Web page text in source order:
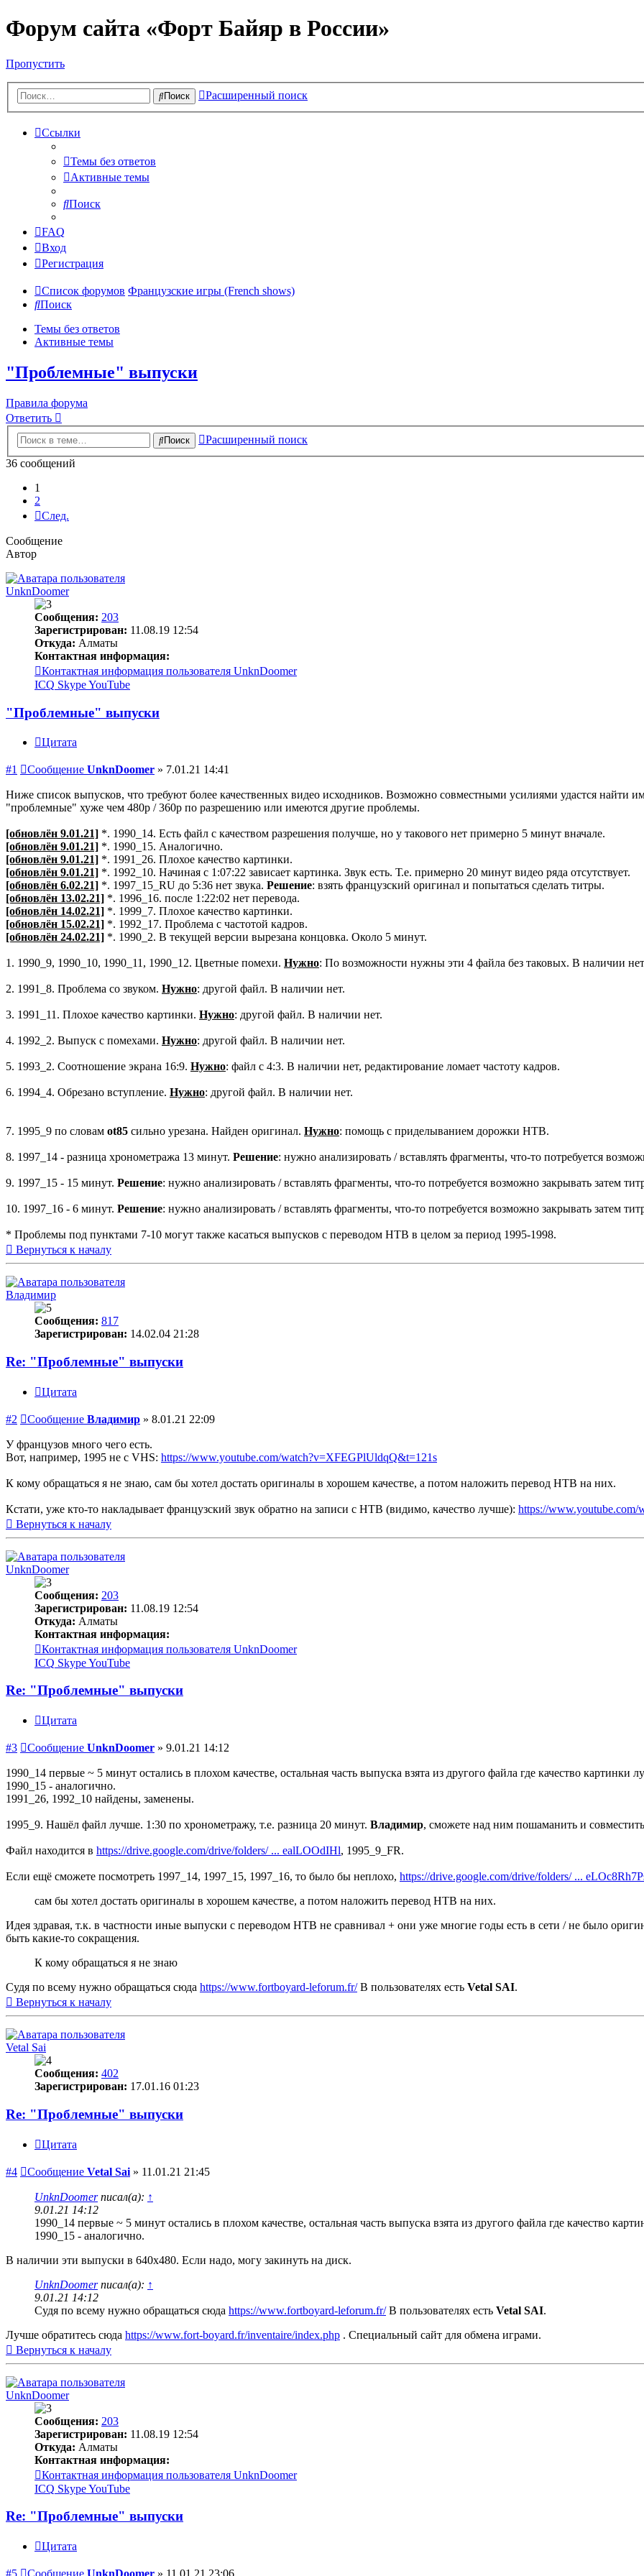
Форум сайта «Форт Байяр в России»
Пропустить
Поиск Расширенный поиск
Ссылки
Темы без ответов
Активные темы
Поиск
FAQ
Вход
Регистрация
Список форумов Французские игры (French shows)
Поиск
Темы без ответов
Активные темы
"Проблемные" выпуски
Правила форума
Ответить
Поиск
Расширенный поиск
36 сообщений
1
2
След.
Сообщение
Автор
UnknDoomer
Сообщения: 203
Зарегистрирован: 11.08.19 12:54
Откуда: Алматы
Контактная информация:
Контактная информация пользователя UnknDoomer
ICQ SkypeYouTube
"Проблемные" выпуски
Цитата
#1 Сообщение UnknDoomer » 7.01.21 14:41
Ниже список выпусков, что требуют более качественных видео исходников. Возможно совместными усилиями удастся найти
"проблемные" хуже чем 480p / 360p по разрешению или имеются другие проблемы.
[обновлён 9.01.21] *. 1990_14. Есть файл с качеством разрешения получше, но у такового нет примерно 5 минут вначале.
[обновлён 9.01.21] *. 1990_15. Аналогично.
[обновлён 9.01.21] *. 1991_26. Плохое качество картинки.
[обновлён 9.01.21] *. 1992_10. Начиная с 1:07:22 зависает картинка. Звук есть. Т.е. примерно 20 минут видео ряда отсутствует.
[обновлён 6.02.21] *. 1997_15_RU до 5:36 нет звука. Решение: взять французский оригинал и попытаться сделать титры.
[обновлён 13.02.21] *. 1996_16. после 1:22:02 нет перевода.
[обновлён 14.02.21] *. 1999_7. Плохое качество картинки.
[обновлён 15.02.21] *. 1992_17. Проблема с частотой кадров.
[обновлён 24.02.21] *. 1990_2. В текущей версии вырезана концовка. Около 5 минут.
1. 1990_9, 1990_10, 1990_11, 1990_12. Цветные помехи. Нужно: По возможности нужны эти 4 файла без таковых. В наличии
2. 1991_8. Проблема со звуком. Нужно: другой файл. В наличии нет.
3. 1991_11. Плохое качество картинки. Нужно: другой файл. В наличии нет.
4. 1992_2. Выпуск с помехами. Нужно: другой файл. В наличии нет.
5. 1993_2. Соотношение экрана 16:9. Нужно: файл с 4:3. В наличии нет, редактирование ломает частоту кадров.
6. 1994_4. Обрезано вступление. Нужно: другой файл. В наличии нет.
7. 1995_9 по словам ot85 сильно урезана. Найден оригинал. Нужно: помощь с приделыванием дорожки НТВ.
8. 1997_14 - разница хронометража 13 минут. Решение: нужно анализировать / вставлять фрагменты, что-то потребуется
9. 1997_15 - 15 минут. Решение: нужно анализировать / вставлять фрагменты, что-то потребуется возможно закрывать затем
10. 1997_16 - 6 минут. Решение: нужно анализировать / вставлять фрагменты, что-то потребуется возможно закрывать затем
* Проблемы под пунктами 7-10 могут также касаться выпусков с переводом НТВ в целом за период 1995-1998.
Вернуться к началу
Владимир
Сообщения: 817
Зарегистрирован: 14.02.04 21:28
Re: "Проблемные" выпуски
Цитата
#2 Сообщение Владимир » 8.01.21 22:09
У французов много чего есть.
Вот, например, 1995 не с VHS: https://www.youtube.com/watch?v=XFEGPlUldqQ&t=121s
К кому обращаться я не знаю, сам бы хотел достать оригиналы в хорошем качестве, а потом наложить перевод НТВ на них.
Кстати, уже кто-то накладывает французский звук обратно на записи с НТВ (видимо, качество лучше): https://www.youtube.com/
Вернуться к началу
UnknDoomer
Сообщения: 203
Зарегистрирован: 11.08.19 12:54
Откуда: Алматы
Контактная информация:
Контактная информация пользователя UnknDoomer
ICQ SkypeYouTube
Re: "Проблемные" выпуски
Цитата
#3 Сообщение UnknDoomer » 9.01.21 14:12
1990_14 первые ~ 5 минут остались в плохом качестве, остальная часть выпуска взята из другого файла где качество картинки
1990_15 - аналогично.
1991_26, 1992_10 найдены, заменены.
1995_9. Нашёл файл лучше. 1:30 по хронометражу, т.е. разница 20 минут. Владимир, сможете над ним пошаманить и
Файл находится в https://drive.google.com/drive/folders/ ... ealLOOdIHl, 1995_9_FR.
Если ещё сможете посмотреть 1997_14, 1997_15, 1997_16, то было бы неплохо, https://drive.google.com/drive/folders/ ...
сам бы хотел достать оригиналы в хорошем качестве, а потом наложить перевод НТВ на них.
Идея здравая, т.к. в частности иные выпуски с переводом НТВ не сравнивал + они уже многие годы есть в сети / не было
быть какие-то сокращения.
К кому обращаться я не знаю
Судя по всему нужно обращаться сюда https://www.fortboyard-leforum.fr/В пользователях есть Vetal SAI.
Вернуться к началу
Vetal Sai
Сообщения: 402
Зарегистрирован: 17.01.16 01:23
Re: "Проблемные" выпуски
Цитата
#4 Сообщение Vetal Sai » 11.01.21 21:45
UnknDoomerписал(а): ↑
9.01.21 14:12
1990_14 первые ~ 5 минут остались в плохом качестве, остальная часть выпуска взята из другого файла где качество
1990_15 - аналогично.
В наличии эти выпуски в 640x480. Если надо, могу закинуть на диск.
UnknDoomerписал(а): ↑
9.01.21 14:12
Судя по всему нужно обращаться сюда https://www.fortboyard-leforum.fr/В пользователях есть Vetal SAI.
Лучше обратитесь сюда https://www.fort-boyard.fr/inventaire/index.php . Специальный сайт для обмена играми.
Вернуться к началу
UnknDoomer
Сообщения: 203
Зарегистрирован: 11.08.19 12:54
Откуда: Алматы
Контактная информация:
Контактная информация пользователя UnknDoomer
ICQ SkypeYouTube
Re: "Проблемные" выпуски
Цитата
#5 Сообщение UnknDoomer » 11.01.21 23:06